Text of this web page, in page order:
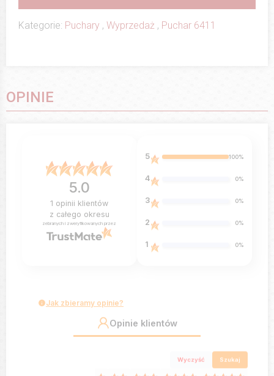
Kategorie: Puchary , Wyprzedaż , Puchar 6411
OPINIE
5.0
1 opinii klientów
z całego okresu
zebranych i zweryfikowanych przez
5 100%
4 0%
3 0%
2 0%
1 0%
Jak zbieramy opinie?
Opinie klientów
Wyczyść Szukaj